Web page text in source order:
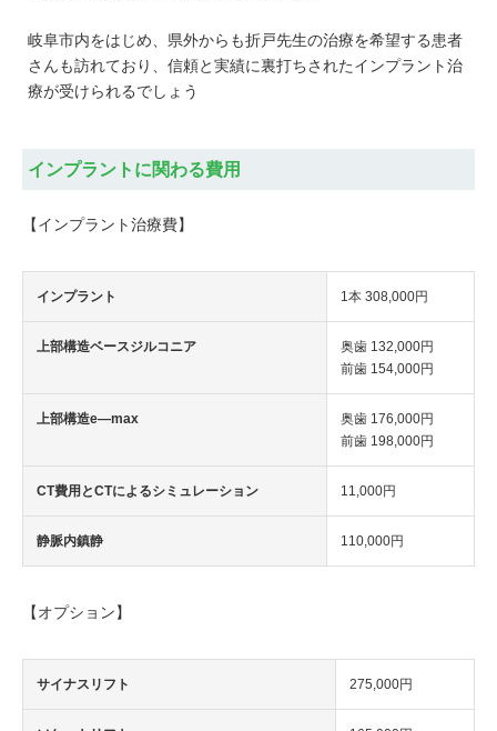
岐阜市内をはじめ、県外からも折戸先生の治療を希望する患者
さんも訪れており、信頼と実績に裏打ちされたインプラント治
療が受けられるでしょう
インプラントに関わる費用
【インプラント治療費】
インプラント 1本 308,000円
上部構造ベースジルコニア
奥歯 132,000円
前歯 154,000円
上部構造e―max
奥歯 176,000円
前歯 198,000円
CT費用とCTによるシミュレーション 11,000円
静脈内鎮静 110,000円
【オプション】
サイナスリフト 275,000円